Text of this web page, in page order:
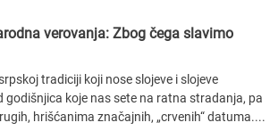
verovanja: Zbog čega slavimo
tradiciji koji nose slojeve i slojeve
godišnjica koje nas sete na ratna stradanja, pa
hrišćanima značajnih, „crvenih“ datuma....